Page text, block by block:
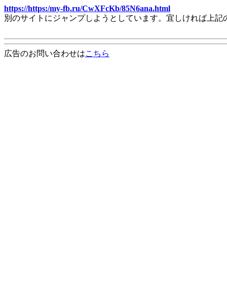
https://https:/my-fb.ru/CwXFcKb/85N6ana.html
別のサイトにジャンプしようとしています。宜しければ上
広告のお問い合わせはこちら